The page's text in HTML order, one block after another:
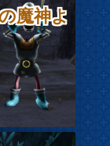
魔神よ